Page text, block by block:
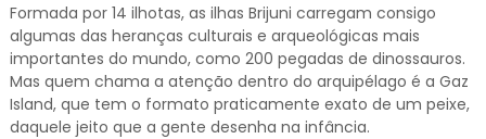
Formada por 14 ilhotas, as ilhas Brijuni carregam consigo
algumas das heranças culturais e arqueológicas mais
importantes do mundo, como 200 pegadas de dinossauros.
Mas quem chama a atenção dentro do arquipélago é a Gaz
Island, que tem o formato praticamente exato de um peixe,
daquele jeito que a gente desenha na infância.